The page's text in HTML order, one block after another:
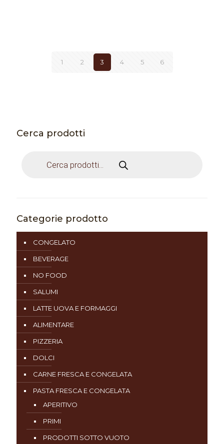
1 2 3 4 5 6
Cerca prodotti
Categorie prodotto
CONGELATO
BEVERAGE
NO FOOD
SALUMI
LATTE UOVA E FORMAGGI
ALIMENTARE
PIZZERIA
DOLCI
CARNE FRESCA E CONGELATA
PASTA FRESCA E CONGELATA
APERITIVO
PRIMI
PRODOTTI SOTTO VUOTO